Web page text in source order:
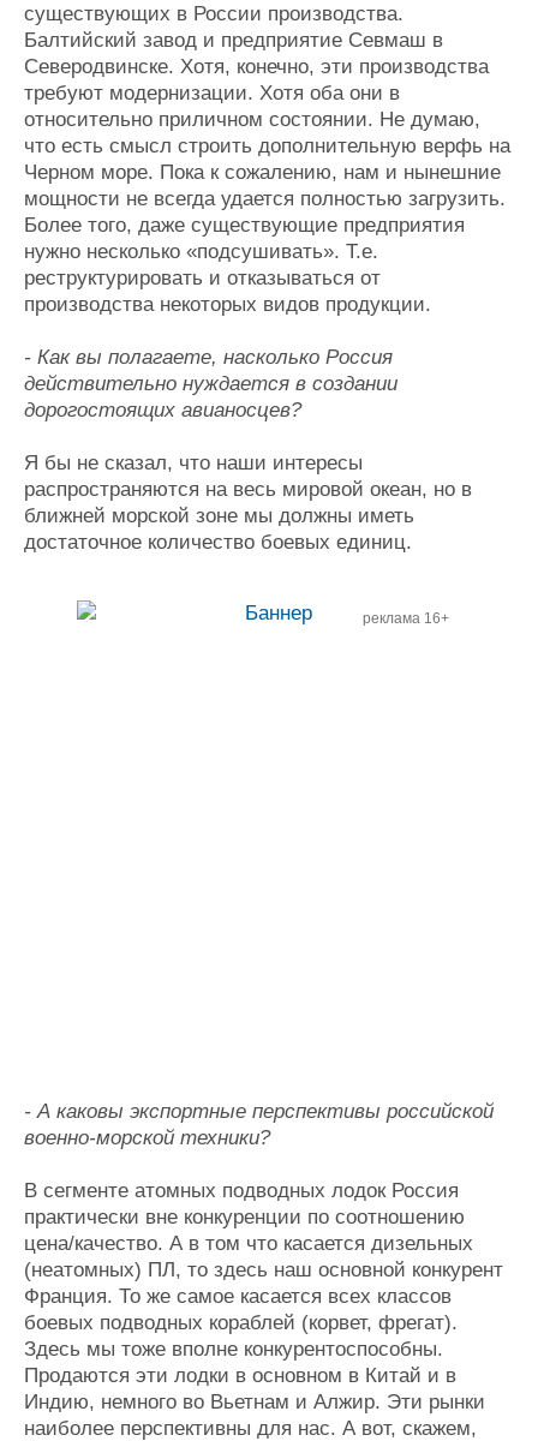
существующих в России производства.
Балтийский завод и предприятие Севмаш в
Северодвинске. Хотя, конечно, эти производства
требуют модернизации. Хотя оба они в
относительно приличном состоянии. Не думаю,
что есть смысл строить дополнительную верфь на
Черном море. Пока к сожалению, нам и нынешние
мощности не всегда удается полностью загрузить.
Более того, даже существующие предприятия
нужно несколько «подсушивать». Т.е.
реструктурировать и отказываться от
производства некоторых видов продукции.
- Как вы полагаете, насколько Россия
действительно нуждается в создании
дорогостоящих авианосцев?
Я бы не сказал, что наши интересы
распространяются на весь мировой океан, но в
ближней морской зоне мы должны иметь
достаточное количество боевых единиц.
реклама 16+
- А каковы экспортные перспективы российской
военно-морской техники?
В сегменте атомных подводных лодок Россия
практически вне конкуренции по соотношению
цена/качество. А в том что касается дизельных
(неатомных) ПЛ, то здесь наш основной конкурент
Франция. То же самое касается всех классов
боевых подводных кораблей (корвет, фрегат).
Здесь мы тоже вполне конкурентоспособны.
Продаются эти лодки в основном в Китай и в
Индию, немного во Вьетнам и Алжир. Эти рынки
наиболее перспективны для нас. А вот, скажем,